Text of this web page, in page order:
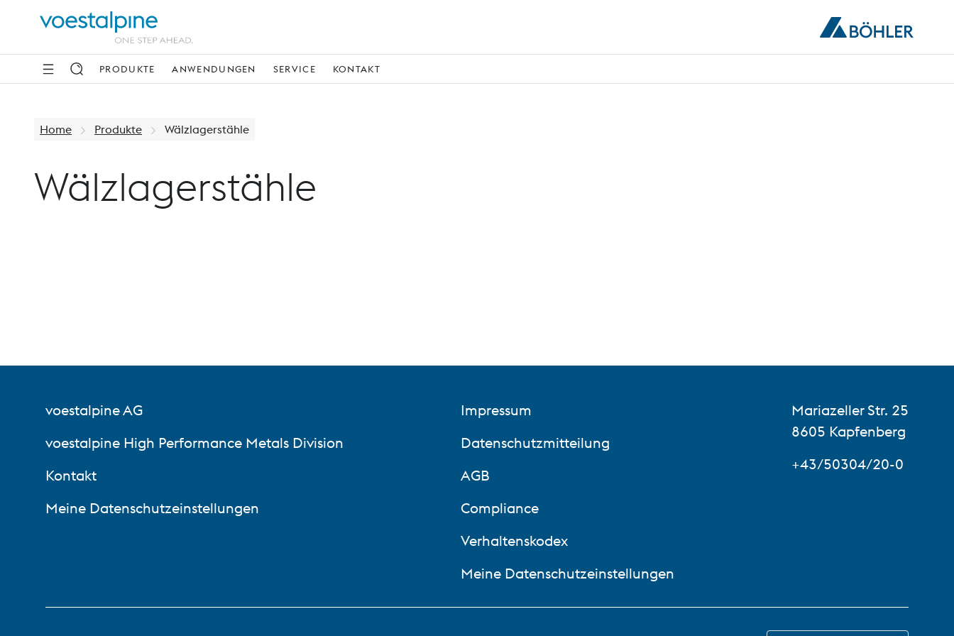
PRODUKTE ANWENDUNGEN SERVICE KONTAKT
Home Produkte Wälzlagerstähle
Wälzlagerstähle
voestalpine AG
voestalpine High Performance Metals Division
Kontakt
Meine Datenschutzeinstellungen
Impressum
Datenschutzmitteilung
AGB
Compliance
Verhaltenskodex
Meine Datenschutzeinstellungen
Mariazeller Str. 25
8605 Kapfenberg
+43/50304/20-0